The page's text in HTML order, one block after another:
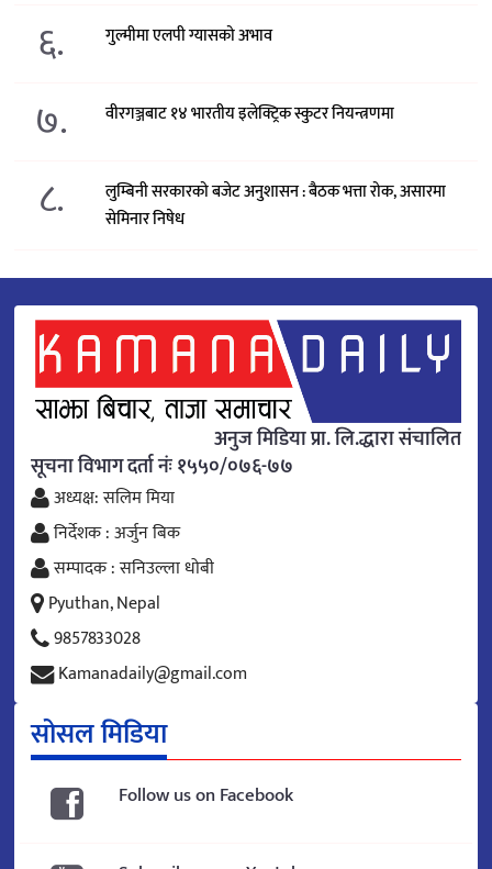
६. गुल्मीमा एलपी ग्यासको अभाव
७. वीरगञ्जबाट १४ भारतीय इलेक्ट्रिक स्कुटर नियन्त्रणमा
८.
लुम्बिनी सरकारको बजेट अनुशासन : बैठक भत्ता रोक, असारमा
सेमिनार निषेध
अनुज मिडिया प्रा. लि.द्धारा संचालित
सूचना विभाग दर्ता नंः १५५०/०७६-७७
अध्यक्ष: सलिम मिया
निर्देशक : अर्जुन बिक
सम्पादक : सनिउल्ला धोबी
Pyuthan, Nepal
9857833028
Kamanadaily@gmail.com
सोसल मिडिया
Follow us on Facebook